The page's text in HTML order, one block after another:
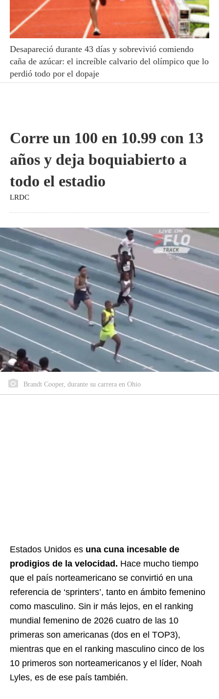
Desapareció durante 43 días y sobrevivió comiendo
caña de azúcar: el increíble calvario del olímpico que lo
perdió todo por el dopaje